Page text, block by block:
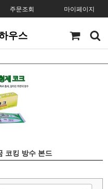
주문조회 마이페이지
우스
코킹 방수 본드